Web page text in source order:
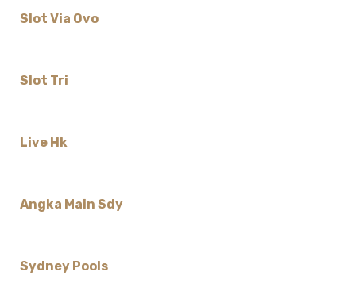
Slot Via Ovo
Slot Tri
Live Hk
Angka Main Sdy
Sydney Pools